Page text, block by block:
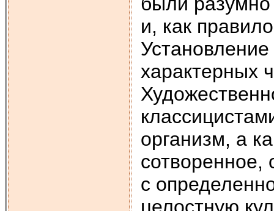
и, как
характерных
организм, а
сотворенное,
с